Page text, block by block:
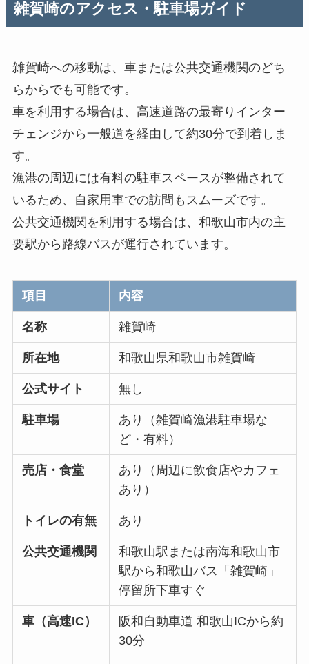
雑賀崎のアクセス・駐車場ガイド
雑賀崎への移動は、車または公共交通機関のどち
らからでも可能です。
車を利用する場合は、高速道路の最寄りインター
チェンジから一般道を経由して約30分で到着しま
す。
漁港の周辺には有料の駐車スペースが整備されて
いるため、自家用車での訪問もスムーズです。
公共交通機関を利用する場合は、和歌山市内の主
要駅から路線バスが運行されています。
項目 内容
名称 雑賀崎
所在地 和歌山県和歌山市雑賀崎
公式サイト 無し
駐車場
あり（雑賀崎漁港駐車場な
ど・有料）
売店・食堂
あり（周辺に飲食店やカフェ
あり）
トイレの有無 あり
公共交通機関
和歌山駅または南海和歌山市
駅から和歌山バス「雑賀崎」
停留所下車すぐ
車（高速IC）
阪和自動車道 和歌山ICから約
30分